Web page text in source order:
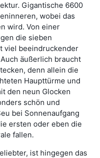
Gigantische 6600
wobei das
wird. Von einer
die sieben
viel beeindruckender
äußerlich braucht
denn allein die
Haupttürme und
den neun Glocken
schön und
bei Sonnenaufgang
ersten oder eben die
fallen.
ist hingegen das